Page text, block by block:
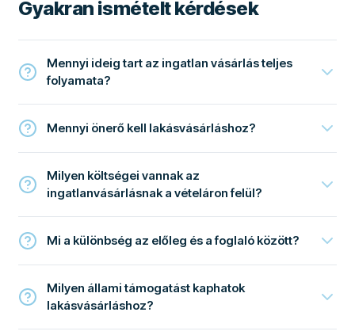
Gyakran ismételt kérdések
Mennyi ideig tart az ingatlan vásárlás teljes
folyamata?
Mennyi önerő kell lakásvásárláshoz?
Milyen költségei vannak az
ingatlanvásárlásnak a vételáron felül?
Mi a különbség az előleg és a foglaló között?
Milyen állami támogatást kaphatok
lakásvásárláshoz?